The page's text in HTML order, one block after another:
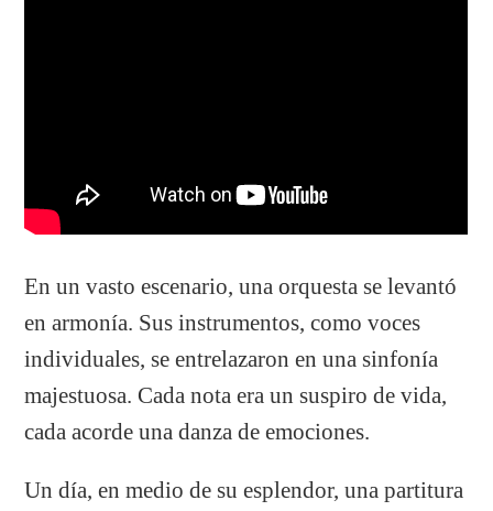
En un vasto escenario, una orquesta se levantó
en armonía. Sus instrumentos, como voces
individuales, se entrelazaron en una sinfonía
majestuosa. Cada nota era un suspiro de vida,
cada acorde una danza de emociones.
Un día, en medio de su esplendor, una partitura